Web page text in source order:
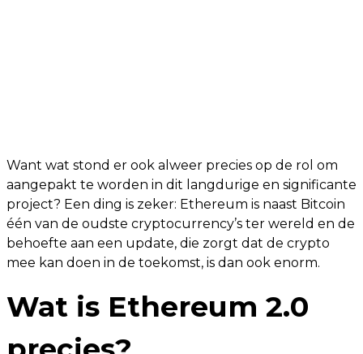
Want wat stond er ook alweer precies op de rol om
aangepakt te worden in dit langdurige en significante
project? Een ding is zeker: Ethereum is naast Bitcoin
één van de oudste cryptocurrency’s ter wereld en de
behoefte aan een update, die zorgt dat de crypto
mee kan doen in de toekomst, is dan ook enorm.
Wat is Ethereum 2.0